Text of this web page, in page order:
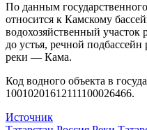
По данным
относится к Камскому
водохозяйственный
до устья, речной
реки — Кама.
Код водного объекта в
10010201612111100026466.
Источник